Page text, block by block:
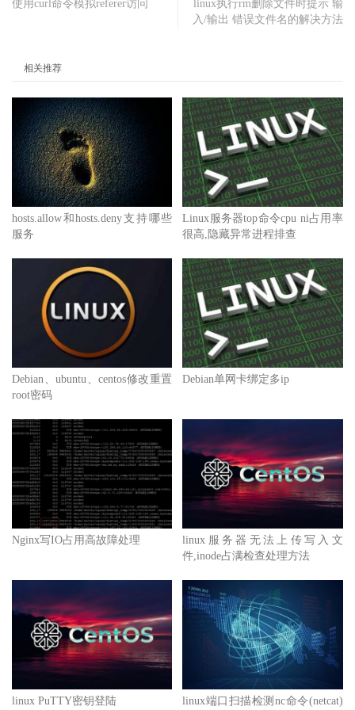
使用curl命令模拟referer访问
linux执行rm删除文件时提示 输
入/输出 错误文件名的解决方法
相关推荐
hosts.allow和hosts.deny支持哪些
服务
Linux服务器top命令cpu ni占用率
很高,隐藏异常进程排查
Debian、ubuntu、centos修改重置
root密码
Debian单网卡绑定多ip
Nginx写IO占用高故障处理
linux服务器无法上传写入文
件,inode占满检查处理方法
linux PuTTY密钥登陆 linux端口扫描检测nc命令(netcat)